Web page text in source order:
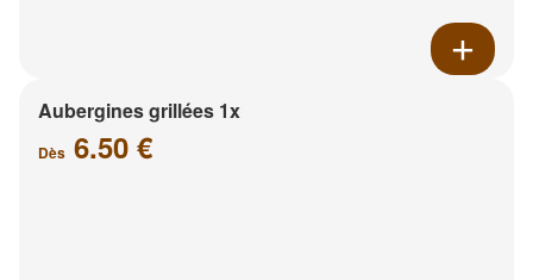
Aubergines grillées 1x
Dès 6.50 €